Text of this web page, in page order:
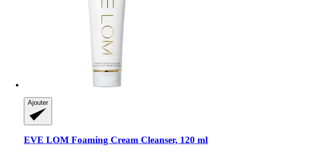
Ajouter
EVE LOM Foaming Cream Cleanser, 120 ml